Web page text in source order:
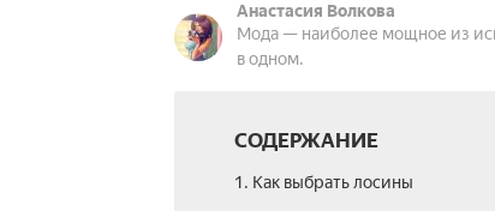
Анастасия Волкова
Мода — наиболее мощное из
в одном.
СОДЕРЖАНИЕ
1. Как выбрать лосины